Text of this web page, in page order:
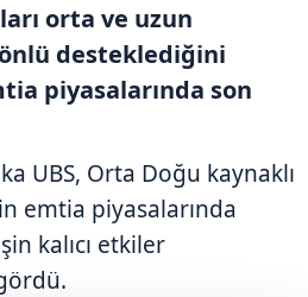
orta ve uzun
desteklediğini
piyasalarında son
UBS, Orta Doğu kaynaklı
emtia piyasalarında
kalıcı etkiler